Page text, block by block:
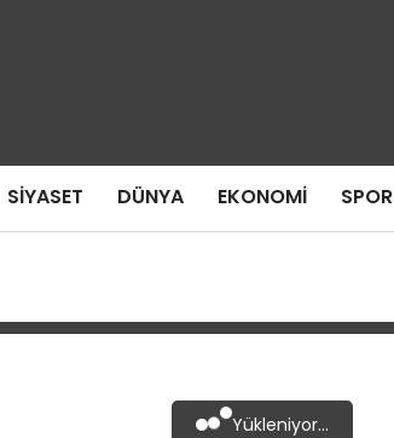
SIYASET DÜNYA EKONOMI SPOR
Yükleniyor...